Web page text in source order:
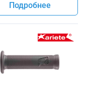
Подробнее